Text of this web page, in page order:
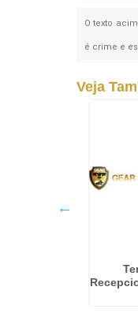
O texto
é crime e
Veja